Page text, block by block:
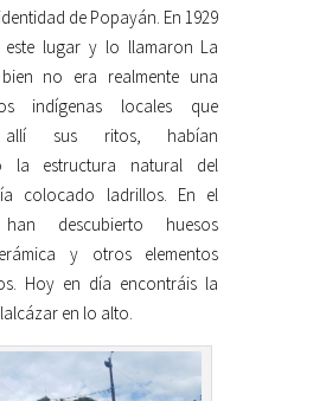
de Popayán. En 1929
este lugar y lo llamaron La
no era realmente una
indígenas locales que
allí sus ritos, habían
la estructura natural del
colocado ladrillos. En el
descubierto huesos
y otros elementos
Hoy en día encontráis la
en lo alto.